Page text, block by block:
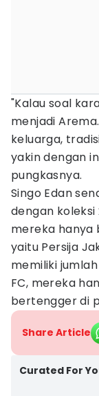
"Kalau soal
menjadi
keluarga,
yakin dengan
pungkasnya.
Singo Edan
dengan koleksi
mereka hanya
yaitu Persija
memiliki
FC, mereka
bertengger di
Share Article
Curated For